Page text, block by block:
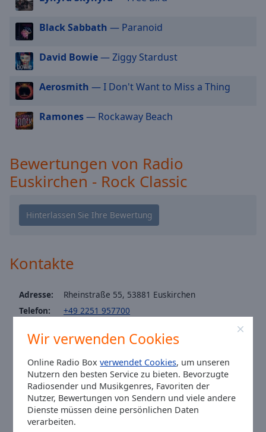
Wir verwenden Cookies
Online Radio Boxverwendet Cookies, um unseren
Nutzern den besten Service zu bieten. Bevorzugte
Radiosender und Musikgenres, Favoriten der
Nutzer, Bewertungen von Sendern und viele andere
Dienste müssen deine persönlichen Daten
verarbeiten.
Color
Opacity
Text
Background
Color
Opacity
Caption
Area
Color
Family
Black Sabbath — Paranoid
David Bowie— Ziggy Stardust
Aerosmith — I Don't Want to Miss a Thing
Ramones— Rockaway Beach
Bewertungen von Radio
Euskirchen - Rock Classic
Kontakte
Adresse:
Rheinstraße 55, 53881 Euskirchen
Telefon:
+49 2251 957700
Email:
redaktion@radioeuskirchen.de
Facebook: @radioeuskirchen
Fax: 02251 / 95 77 0-11
Ortszeit in Euskirchen:20:13,08.06.2026